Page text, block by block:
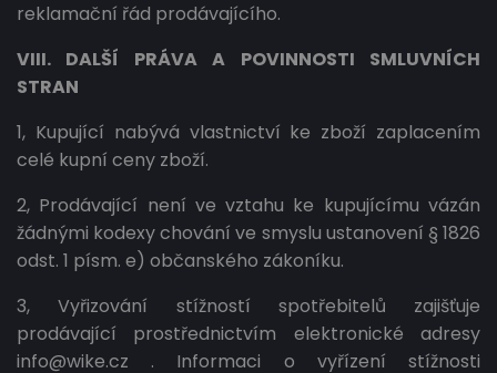
reklamační řád prodávajícího.
VIII. DALŠÍ PRÁVA A POVINNOSTI SMLUVNÍCH
STRAN
1, Kupující nabývá vlastnictví ke zboží zaplacením
celé kupní ceny zboží.
2, Prodávající není ve vztahu ke kupujícímu vázán
žádnými kodexy chování ve smyslu ustanovení § 1826
odst. 1 písm. e) občanského zákoníku.
3, Vyřizování stížností spotřebitelů zajišťuje
prodávající prostřednictvím elektronické adresy
info@wike.cz . Informaci o vyřízení stížnosti